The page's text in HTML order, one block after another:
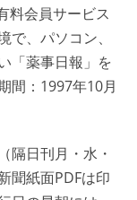
料会員サービス
、パソコン、
「薬事日報」を
間：1997年10月
隔日刊月・水・
聞紙面PDFは印